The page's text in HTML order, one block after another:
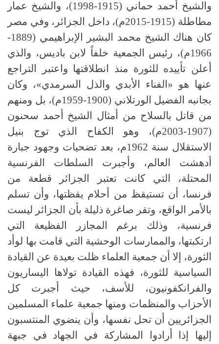
والشيخ أحمد حماني (1915-1998)، والشيخ عمار
مطاطلة (1915-2015م)، داخل الجزائر، وفي مصر
كان هناك الشيخ محمد البشير الإبراهيمي (1889-
1966م)، رئيس الجمعية خلفاً لابن باديس، والذي
أعلن تأييده للثورة منذ انطلاقتها واعتبر التراجع
عنها هو «الفناء الأبدي والذل السرمدي»، وكان
بجانبه الفضيل الورتلاني (1900-1959م)، بل ومنهم
من قاتل بالسلاح من أمثال الشيخ أحمد سحنون
(1907-2003م)، وهو الكفاح الذي توج بنيل
الاستقلال سنة 1962م، بعد تضحيات وجهود جبارة
أدهشت العالم، وأجبرت السلطات الفرنسية
المحتلة، التي كانت تعتبر الجزائر قطعة من
فرنسا، أن تستيقظ من أحلام يقظتها، وأن تسلم
بالأمر الواقع، وتقر صاغرة ذليلة بأن الجزائر ليست
فرنسية، وذلك برغم المجازر الفظيعة التي
ارتكبتها، والممارسات الوحشية التي قامت بها لوأد
الثورة، إلا أن جمعية العلماء ظلت بعيدة عن القيادة
السياسية للثورة، فهذه القيادة تولاها اليساريون
والفرانكفونيون، للأسف، حيث أجبرت كل
الأحزاب والمنظمات ومنها جمعية علماء المسلمين
الجزائريين أن تحل نفسها، وأن ينضوي المنتسبون
إليها إذا أرادوا المشاركة في الجهاد في جبهة